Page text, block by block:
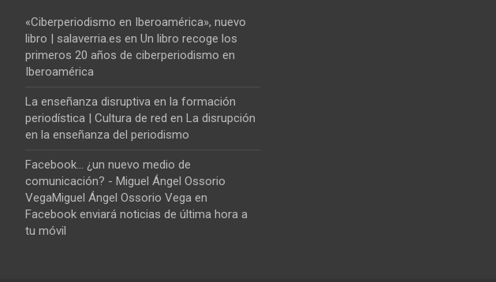
«Ciberperiodismo en Iberoamérica», nuevo
libro | salaverria.es en Un libro recoge los
primeros 20 años de ciberperiodismo en
Iberoamérica
La enseñanza disruptiva en la formación
periodística | Cultura de red en La disrupción
en la enseñanza del periodismo
Facebook... ¿un nuevo medio de
comunicación? - Miguel Ángel Ossorio
VegaMiguel Ángel Ossorio Vega en
Facebook enviará noticias de última hora a
tu móvil